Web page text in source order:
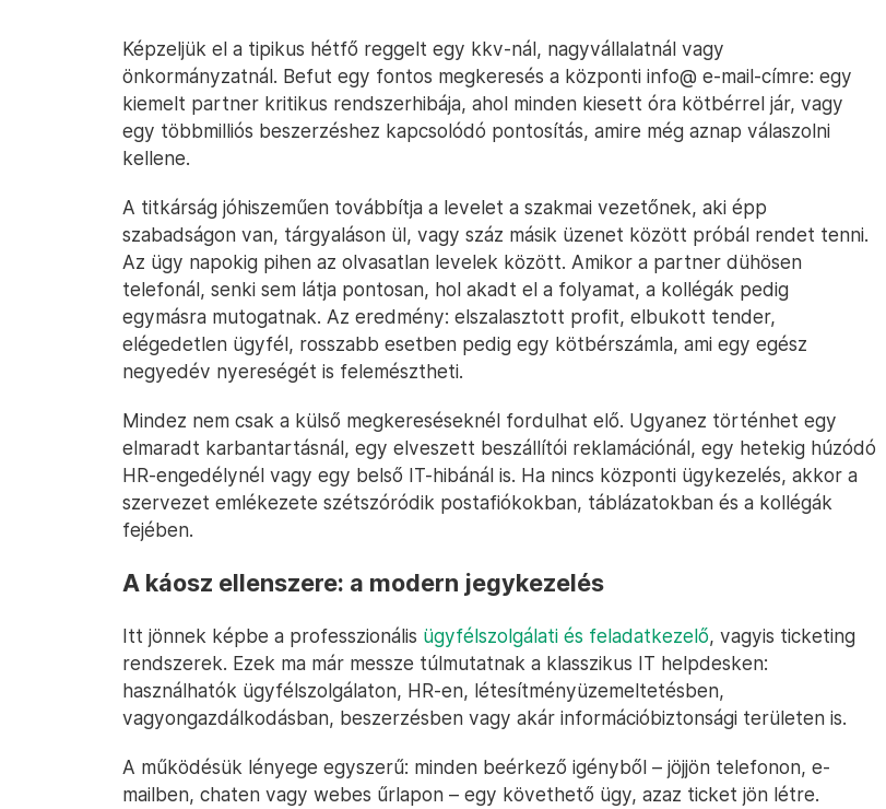
Képzeljük el a tipikus hétfő reggelt egy kkv-nál, nagyvállalatnál vagy
önkormányzatnál. Befut egy fontos megkeresés a központi info@ e-mail-címre: egy
kiemelt partner kritikus rendszerhibája, ahol minden kiesett óra kötbérrel jár, vagy
egy többmilliós beszerzéshez kapcsolódó pontosítás, amire még aznap válaszolni
kellene.
A titkárság jóhiszeműen továbbítja a levelet a szakmai vezetőnek, aki épp
szabadságon van, tárgyaláson ül, vagy száz másik üzenet között próbál rendet tenni.
Az ügy napokig pihen az olvasatlan levelek között. Amikor a partner dühösen
telefonál, senki sem látja pontosan, hol akadt el a folyamat, a kollégák pedig
egymásra mutogatnak. Az eredmény: elszalasztott profit, elbukott tender,
elégedetlen ügyfél, rosszabb esetben pedig egy kötbérszámla, ami egy egész
negyedév nyereségét is felemésztheti.
Mindez nem csak a külső megkereséseknél fordulhat elő. Ugyanez történhet egy
elmaradt karbantartásnál, egy elveszett beszállítói reklamációnál, egy hetekig húzódó
HR-engedélynél vagy egy belső IT-hibánál is. Ha nincs központi ügykezelés, akkor a
szervezet emlékezete szétszóródik postafiókokban, táblázatokban és a kollégák
fejében.
A káosz ellenszere: a modern jegykezelés
Itt jönnek képbe a professzionális ügyfélszolgálati és feladatkezelő, vagyis ticketing
rendszerek. Ezek ma már messze túlmutatnak a klasszikus IT helpdesken:
használhatók ügyfélszolgálaton, HR-en, létesítményüzemeltetésben,
vagyongazdálkodásban, beszerzésben vagy akár információbiztonsági területen is.
A működésük lényege egyszerű: minden beérkező igényből – jöjjön telefonon, e-
mailben, chaten vagy webes űrlapon – egy követhető ügy, azaz ticket jön létre.